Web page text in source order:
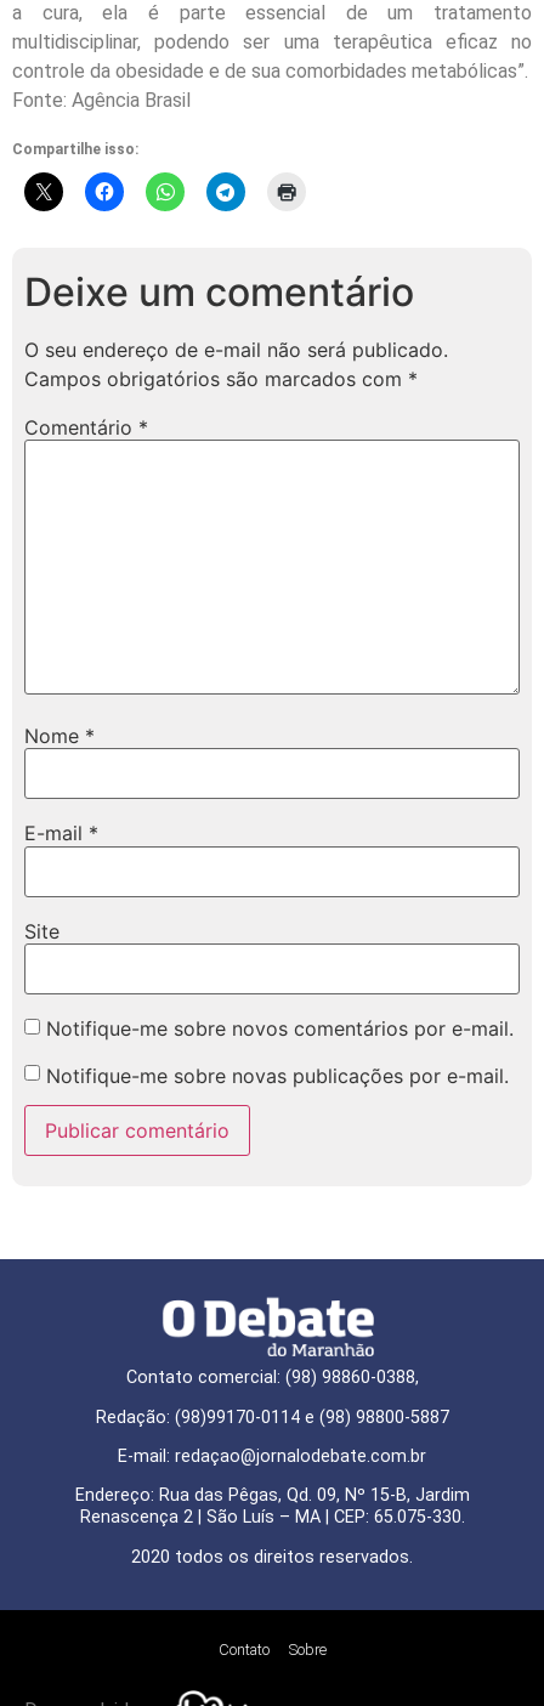
a cura, ela é parte essencial de um tratamento
multidisciplinar, podendo ser uma terapêutica eficaz no
controle da obesidade e de sua comorbidades metabólicas”.
Fonte: Agência Brasil
Compartilhe isso:
Deixe um comentário
O seu endereço de e-mail não será publicado.
Campos obrigatórios são marcados com *
Comentário *
Nome *
E-mail *
Site
Notifique-me sobre novos comentários por e-mail.
Notifique-me sobre novas publicações por e-mail.
Contato comercial: (98) 98860-0388,
Redação: (98)99170-0114 e (98) 98800-5887
E-mail: redaçao@jornalodebate.com.br
Endereço: Rua das Pêgas, Qd. 09, Nº 15-B, Jardim
Renascença 2 | São Luís – MA | CEP: 65.075-330.
2020 todos os direitos reservados.
Contato Sobre